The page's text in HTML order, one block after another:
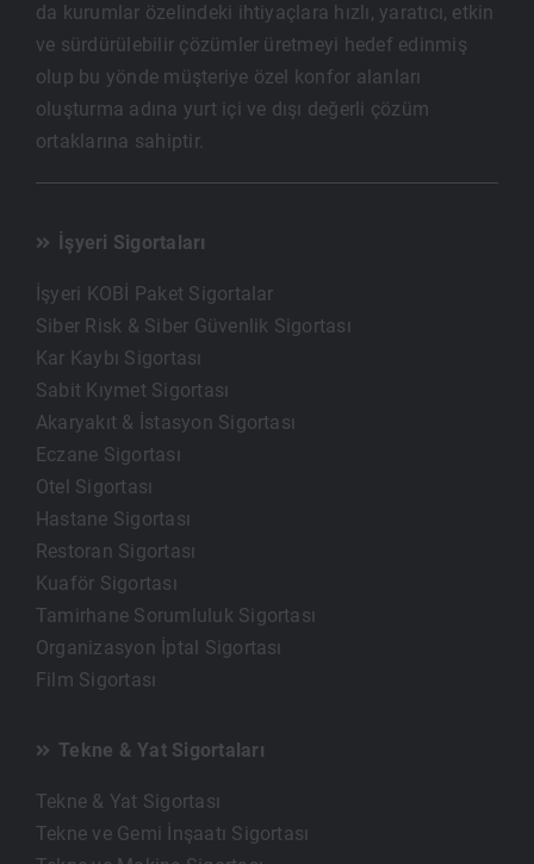
da kurumlar özelindeki ihtiyaçlara hızlı, yaratıcı, etkin
ve sürdürülebilir çözümler üretmeyi hedef edinmiş
olup bu yönde müşteriye özel konfor alanları
oluşturma adına yurt içi ve dışı değerli çözüm
ortaklarına sahiptir.
İşyeri Sigortaları
İşyeri KOBİ Paket Sigortalar
Siber Risk & Siber Güvenlik Sigortası
Kar Kaybı Sigortası
Sabit Kıymet Sigortası
Akaryakıt & İstasyon Sigortası
Eczane Sigortası
Otel Sigortası
Hastane Sigortası
Restoran Sigortası
Kuaför Sigortası
Tamirhane Sorumluluk Sigortası
Organizasyon İptal Sigortası
Film Sigortası
Tekne & Yat Sigortaları
Tekne & Yat Sigortası
Tekne ve Gemi İnşaatı Sigortası